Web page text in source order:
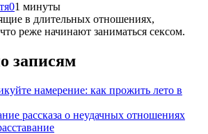
01 минуты
в длительных отношениях,
реже начинают заниматься сексом.
записям
намерение: как прожить лето в
рассказа о неудачных отношениях